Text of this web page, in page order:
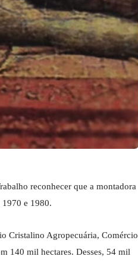
reconhecer que a montadora
1970 e 1980.
Cristalino Agropecuária, Comércio
140 mil hectares. Desses, 54 mil